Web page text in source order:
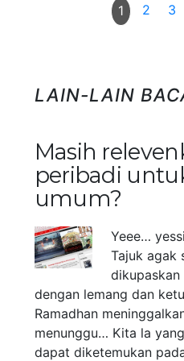
1 2 3
LAIN-LAIN
Masih
peribadi
umum?
Yeee…
Tajuk agak
dengan lemang dan
Ramadhan
menunggu… Kita la
dapat diketemukan